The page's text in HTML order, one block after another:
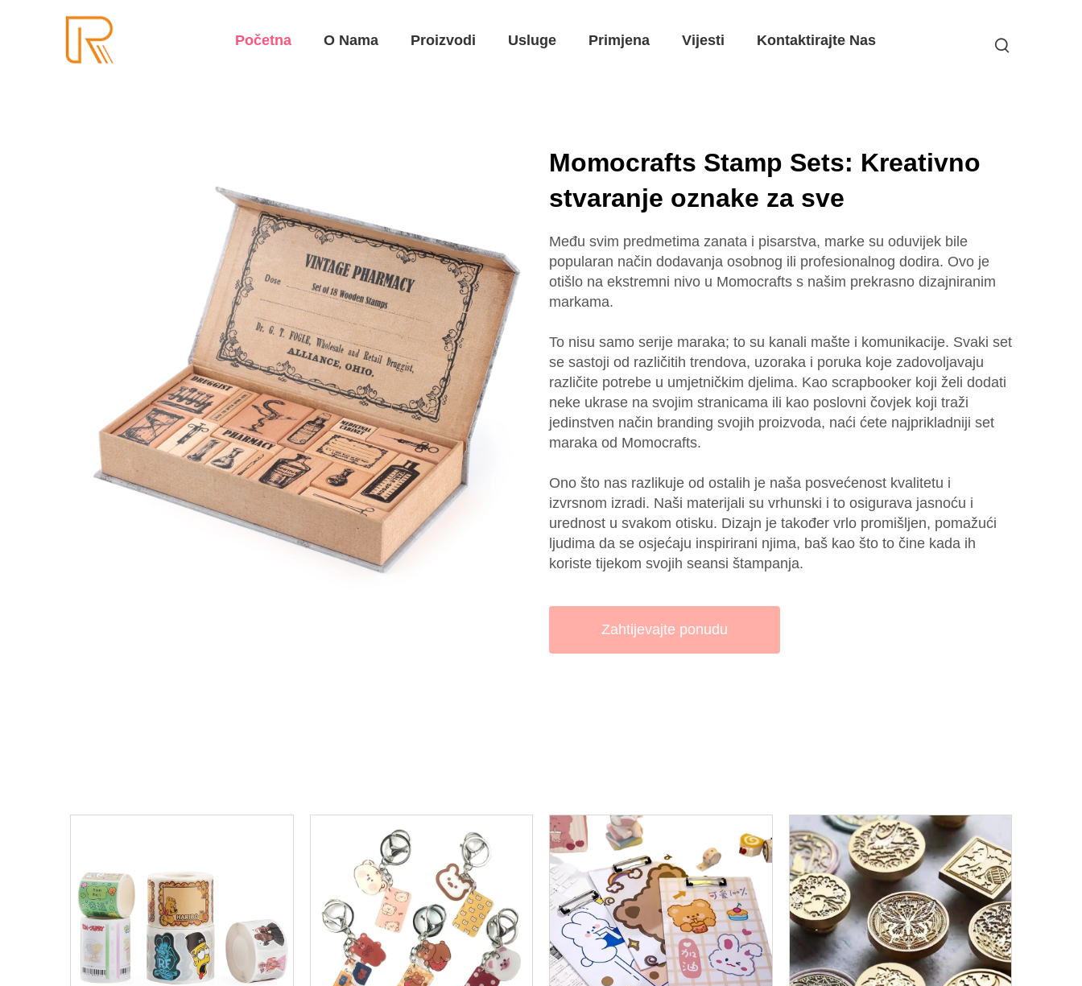
Početna O Nama Proizvodi Usluge Primjena Vijesti Kontaktirajte Nas
Momocrafts Stamp Sets: Kreativno
stvaranje oznake za sve
Među svim predmetima zanata i pisarstva, marke su oduvijek bile
popularan način dodavanja osobnog ili profesionalnog dodira. Ovo je
otišlo na ekstremni nivo u Momocrafts s našim prekrasno dizajniranim
markama.
To nisu samo serije maraka; to su kanali mašte i komunikacije. Svaki set
se sastoji od različitih trendova, uzoraka i poruka koje zadovoljavaju
različite potrebe u umjetničkim djelima. Kao scrapbooker koji želi dodati
neke ukrase na svojim stranicama ili kao poslovni čovjek koji traži
jedinstven način branding svojih proizvoda, naći ćete najprikladniji set
maraka od Momocrafts.
Ono što nas razlikuje od ostalih je naša posvećenost kvalitetu i
izvrsnom izradi. Naši materijali su vrhunski i to osigurava jasnoću i
urednost u svakom otisku. Dizajn je također vrlo promišljen, pomažući
ljudima da se osjećaju inspirirani njima, baš kao što to čine kada ih
koriste tijekom svojih seansi štampanja.
Zahtijevajte ponudu